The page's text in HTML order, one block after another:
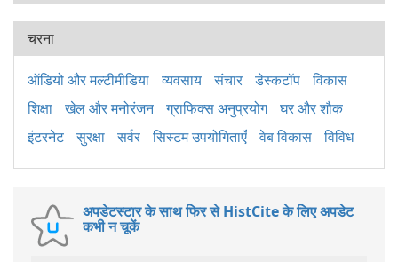
चरना
ऑडियो और मल्टीमीडिया व्यवसाय संचार डेस्कटॉप
विकास
शिक्षा
खेल और मनोरंजन ग्राफिक्स अनुप्रयोग
घर और शौक
इंटरनेट
सुरक्षा सर्वर सिस्टम उपयोगिताएँ वेब विकास विविध
अपडेटस्टार के साथ फिर से HistCite के लिए अपडेट
कभी न चूकें